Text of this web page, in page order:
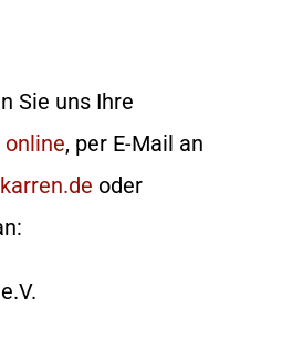
Sie uns Ihre
online, per E-Mail an
oder